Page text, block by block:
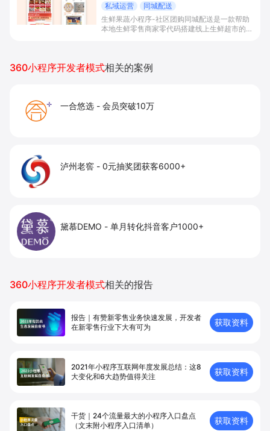
私域运营
同城配送
生鲜果蔬小程序-社区团购同城配送是一款帮助
本地生鲜零售商家零代码搭建线上生鲜超市的小
360小程序开发者模式相关的案例
一合悠选 - 会员突破10万
泸州老窖 - 0元抽奖团获客6000+
黛慕DEMO - 单月转化抖音客户1000+
360小程序开发者模式相关的报告
报告｜有赞新零售业务快速发展，开发者
在新零售⾏业下⼤有可为
获取资料
2021年小程序互联网年度发展总结：这8
大变化和6大趋势值得关注
获取资料
干货｜24个流量最大的小程序入口盘点
（文末附小程序入口清单）
获取资料